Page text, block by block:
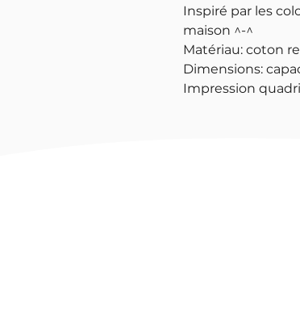
Inspiré par les
maison ^-^
Matériau: coton
Dimensions:
Impression